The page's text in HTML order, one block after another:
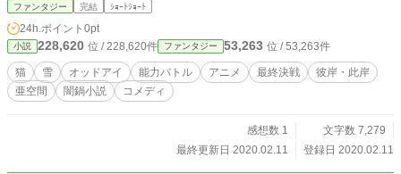
ファンタジー 完結 ｼｮｰﾄｼｮｰﾄ
24h.ポイント 0pt
小説 228,620 位 / 228,620件 ファンタジー 53,263 位 / 53,263件
猫 雪 オッドアイ 能力バトル アニメ 最終決戦
彼岸・此岸
亜空間
闇鍋小説 コメディ
感想数 1
文字数 7,279
最終更新日 2020.02.11
登録日 2020.02.11